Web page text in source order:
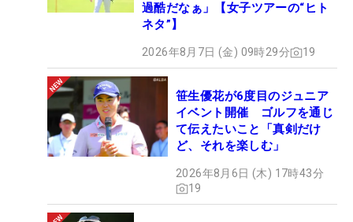
過酷だなぁ」【女子ツアーの“ヒト
ネタ”】
2026年8月7日 (金) 09時29分 19
笹生優花が6度目のジュニア
イベント開催 ゴルフを通じ
て伝えたいこと「真剣だけ
ど、それを楽しむ」
2026年8月6日 (木) 17時43分
19